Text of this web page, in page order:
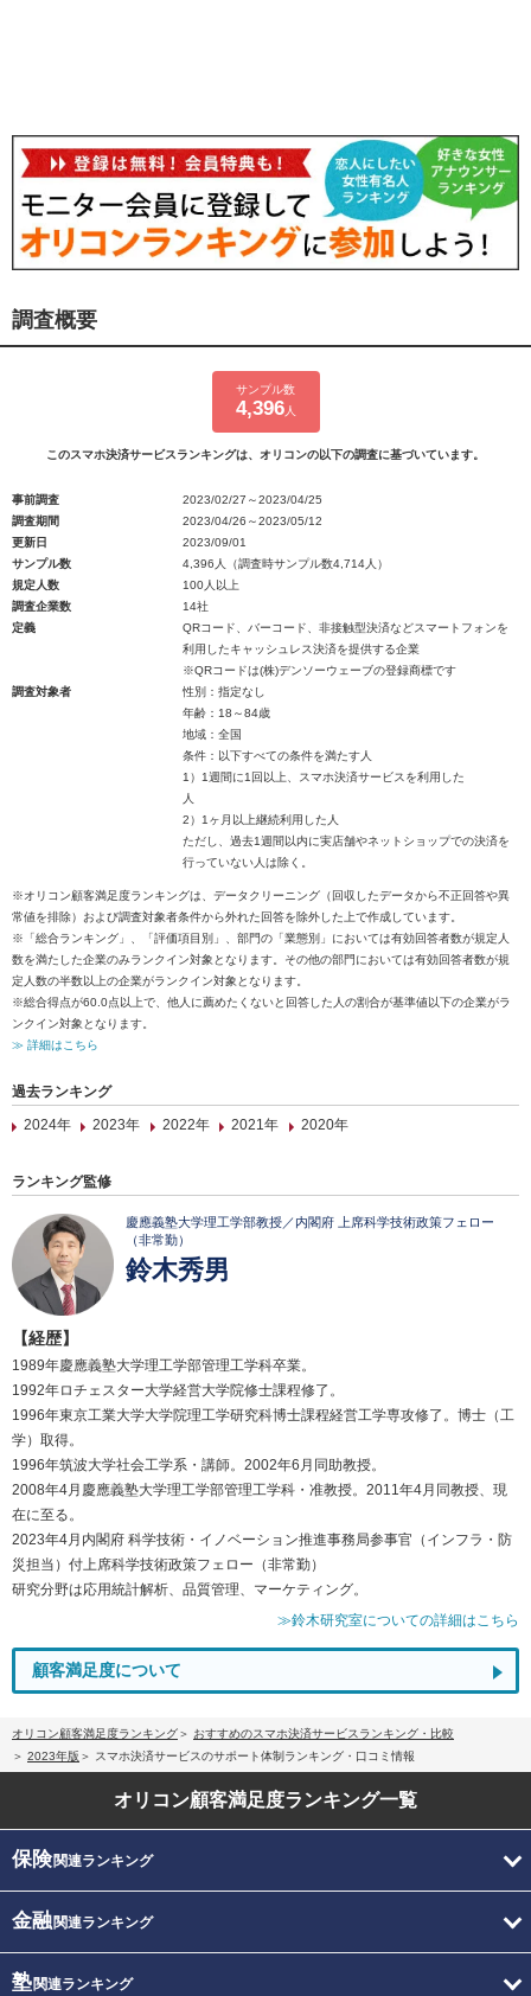
調査概要
サンプル数
4,396人
このスマホ決済サービスランキングは、オリコンの以下の調査に基づいています。
事前調査
2023/02/27～2023/04/25
調査期間
2023/04/26～2023/05/12
更新日
2023/09/01
サンプル数
4,396人（調査時サンプル数4,714人）
規定人数
100人以上
調査企業数
14社
定義
QRコード、バーコード、非接触型決済などスマートフォンを
利用したキャッシュレス決済を提供する企業
※QRコードは(株)デンソーウェーブの登録商標です
調査対象者
性別：指定なし
年齢：18～84歳
地域：全国
条件：以下すべての条件を満たす人
1）1週間に1回以上、スマホ決済サービスを利用した
人
2）1ヶ月以上継続利用した人
ただし、過去1週間以内に実店舗やネットショップでの決済を
行っていない人は除く。
※オリコン顧客満足度ランキングは、データクリーニング（回収したデータから不正回答や異
常値を排除）および調査対象者条件から外れた回答を除外した上で作成しています。
※「総合ランキング」、「評価項目別」、部門の「業態別」においては有効回答者数が規定人
数を満たした企業のみランクイン対象となります。その他の部門においては有効回答者数が規
定人数の半数以上の企業がランクイン対象となります。
※総合得点が60.0点以上で、他人に薦めたくないと回答した人の割合が基準値以下の企業がラ
ンクイン対象となります。
≫ 詳細はこちら
過去ランキング
2024年
2023年 2022年 2021年 2020年
ランキング監修
慶應義塾大学理工学部教授／内閣府 上席科学技術政策フェロー
（非常勤）
鈴木秀男
【経歴】
1989年慶應義塾大学理工学部管理工学科卒業。
1992年ロチェスター大学経営大学院修士課程修了。
1996年東京工業大学大学院理工学研究科博士課程経営工学専攻修了。博士（工
学）取得。
1996年筑波大学社会工学系・講師。2002年6月同助教授。
2008年4月慶應義塾大学理工学部管理工学科・准教授。2011年4月同教授、現
在に至る。
2023年4月内閣府 科学技術・イノベーション推進事務局参事官（インフラ・防
災担当）付上席科学技術政策フェロー（非常勤）
研究分野は応用統計解析、品質管理、マーケティング。
≫鈴木研究室についての詳細はこちら
顧客満足度について
オリコン顧客満足度ランキング
おすすめのスマホ決済サービスランキング・比較
2023年版
スマホ決済サービスのサポート体制ランキング・口コミ情報
オリコン顧客満足度ランキング一覧
保険関連ランキング
金融関連ランキング
塾関連ランキング